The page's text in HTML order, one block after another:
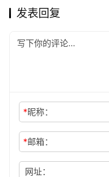
发表回复
*昵称：
*邮箱：
网址：